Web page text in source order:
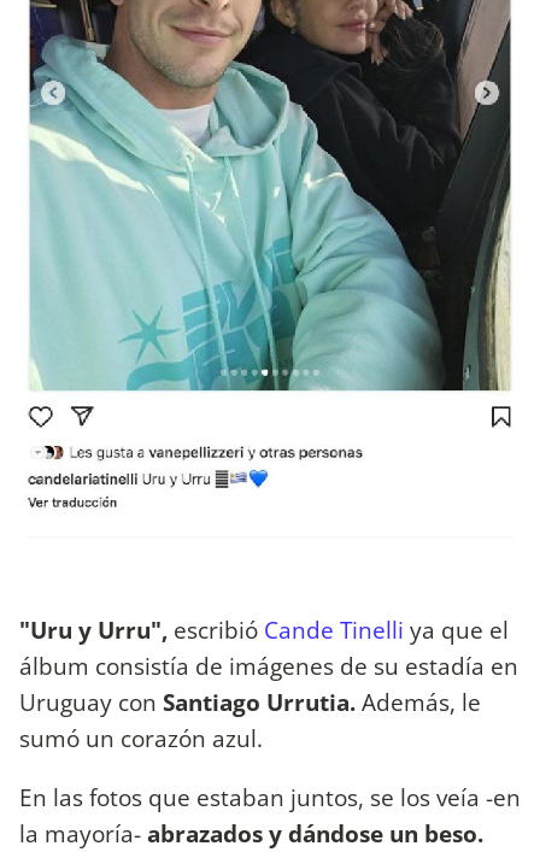
"Uru y Urru", escribió Cande Tinelli ya que el
álbum consistía de imágenes de su estadía en
Uruguay con Santiago Urrutia.Además, le
sumó un corazón azul.
En las fotos que estaban juntos, se los veía -en
la mayoría-abrazados y dándose un beso.